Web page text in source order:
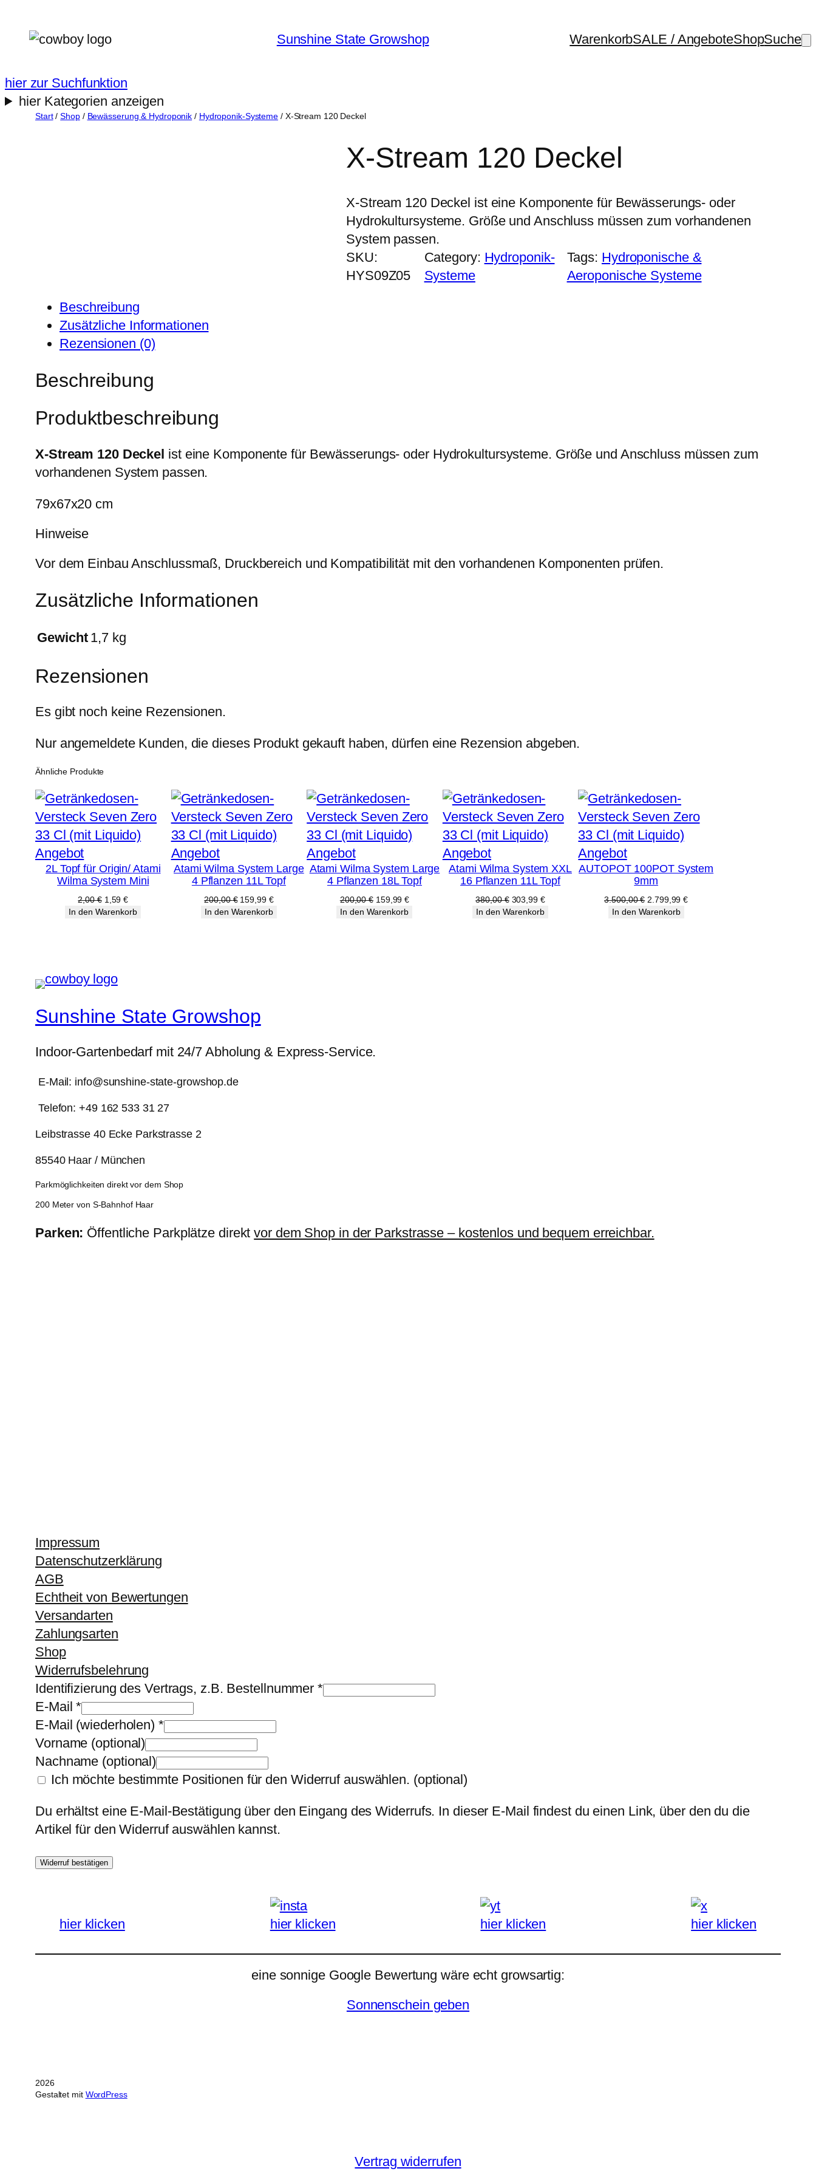
Inhalt
Sunshine State Growshop WarenkorbSALE / AngeboteShopSuche
hier zur Suchfunktion
hier Kategorien anzeigen
Start/Shop/ Bewässerung & Hydroponik / Hydroponik-Systeme / X-Stream 120 Deckel
X-Stream 120 Deckel
X-Stream 120 Deckel ist eine Komponente für Bewässerungs- oder
Hydrokultursysteme. Größe und Anschluss müssen zum vorhandenen
System passen.
SKU:
HYS09Z05
Category: Hydroponik-
Systeme
Tags: Hydroponische &
Aeroponische Systeme
Beschreibung
Zusätzliche Informationen
Rezensionen (0)
Beschreibung
Produktbeschreibung
X-Stream 120 Deckel ist eine Komponente für Bewässerungs- oder Hydrokultursysteme. Größe und Anschluss müssen zum
vorhandenen System passen.
79x67x20 cm
Hinweise
Vor dem Einbau Anschlussmaß, Druckbereich und Kompatibilität mit den vorhandenen Komponenten prüfen.
Zusätzliche Informationen
Gewicht 1,7 kg
Rezensionen
Es gibt noch keine Rezensionen.
Nur angemeldete Kunden, die dieses Produkt gekauft haben, dürfen eine Rezension abgeben.
Ähnliche Produkte
AngebotProdukt
im
Angebot
2L Topf für Origin/ Atami
Wilma System Mini
2,00€ Ursprünglicher
Preis
1,59€Aktueller
Preis
In den Warenkorb
AngebotProdukt
im
Angebot
Atami Wilma System Large
4 Pflanzen 11L Topf
200,00€ Ursprünglicher
Preis
159,99 €Aktueller
Preis
In den Warenkorb
AngebotProdukt
im
Angebot
Atami Wilma System Large
4 Pflanzen 18L Topf
200,00€ Ursprünglicher
Preis
159,99€Aktueller
In den Warenkorb
AngebotProdukt
im
Angebot
Atami Wilma System XXL
16 Pflanzen 11L Topf
380,00€ Ursprünglicher
Preis
303,99 €Aktueller
Preis
In den Warenkorb
AngebotProdukt
im
Angebot
AUTOPOT 100POT System
9mm
3.500,00€ Ursprünglicher
Preis
2.799,99€Aktueller
In den Warenkorb
Sunshine State Growshop
Indoor-Gartenbedarf mit 24/7 Abholung & Express-Service.
E-Mail: info@sunshine-state-growshop.de
Telefon: +49 162 533 31 27
Leibstrasse 40 Ecke Parkstrasse 2
85540 Haar / München
Parkmöglichkeiten direkt vor dem Shop
200 Meter von S-Bahnhof Haar
Parken: Öffentliche Parkplätze direktvor dem Shop in der Parkstrasse – kostenlos und bequem erreichbar.
Impressum
Datenschutzerklärung
AGB
Echtheit von Bewertungen
Versandarten
Zahlungsarten
Shop
Widerrufsbelehrung
Identifizierung des Vertrags, z.B. Bestellnummer*
E-Mail*
E-Mail (wiederholen) *
Vorname (optional)
Nachname (optional)
Ich möchte bestimmte Positionen für den Widerruf auswählen. (optional)
Du erhältst eine E-Mail-Bestätigung über den Eingang des Widerrufs. In dieser E-Mail findest du einen Link, über den du die
Artikel für den Widerruf auswählen kannst.
Widerruf bestätigen
hier klicken hier klicken hier klicken hier klicken
eine sonnige Google Bewertung wäre echt growsartig:
Sonnenschein geben
2026
Gestaltet mit WordPress
Vertrag widerrufen